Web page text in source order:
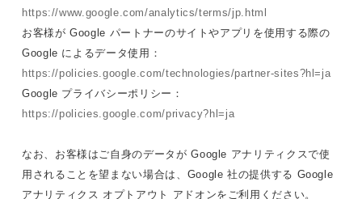
https://www.google.com/analytics/terms/jp.html
お客様が Google パートナーのサイトやアプリを使用する際の
Google によるデータ使用：
https://policies.google.com/technologies/partner-sites?hl=ja
Google プライバシーポリシー：
https://policies.google.com/privacy?hl=ja
なお、お客様はご自身のデータが Google アナリティクスで使
用されることを望まない場合は、Google 社の提供する Google
アナリティクス オプトアウト アドオンをご利用ください。